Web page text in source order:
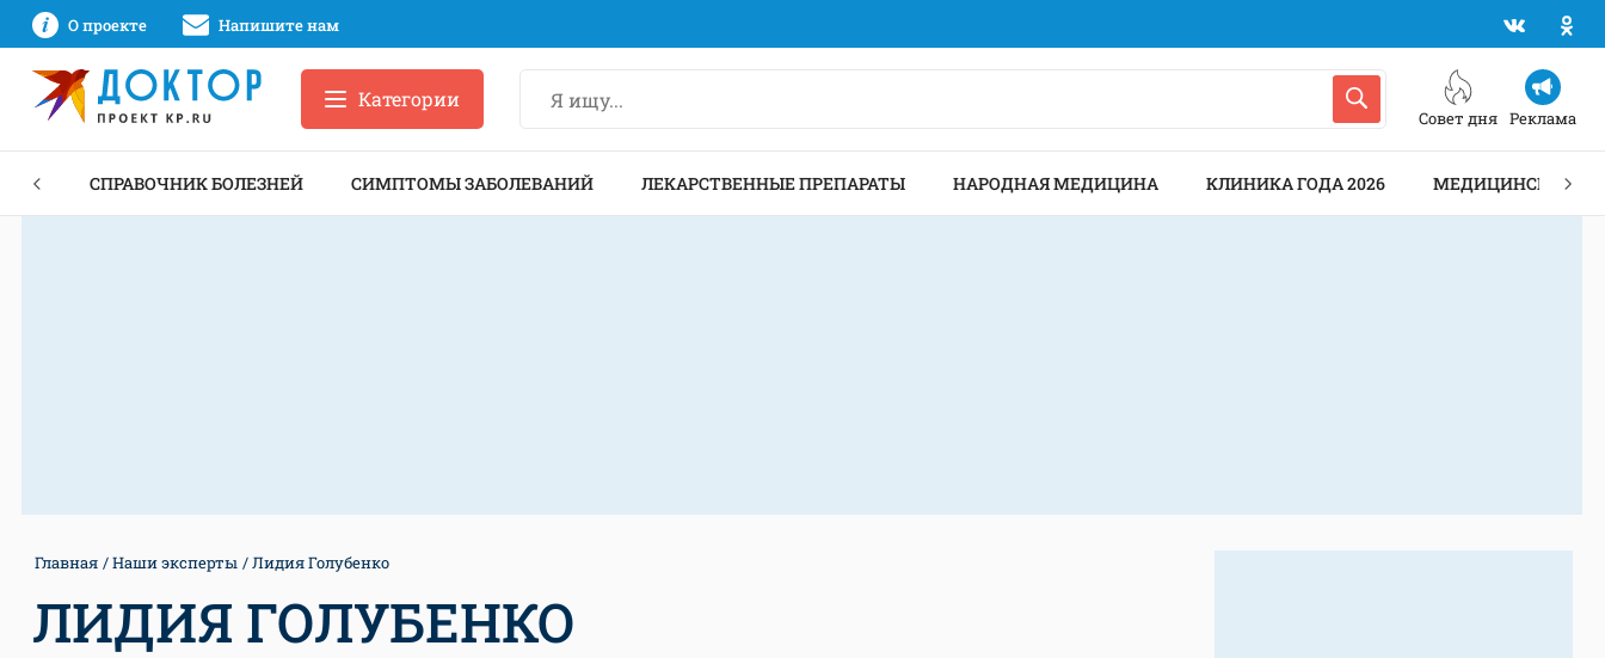
О проекте Напишите нам
Совет дня Реклама
Категории
СПРАВОЧНИК БОЛЕЗНЕЙ СИМПТОМЫ ЗАБОЛЕВАНИЙ ЛЕКАРСТВЕННЫЕ ПРЕПАРАТЫ НАРОДНАЯ МЕДИЦИНА КЛИНИКА ГОДА 2026 МЕДИЦИНСКИЕ
Главная Наши эксперты Лидия Голубенко
ЛИДИЯ ГОЛУБЕНКО